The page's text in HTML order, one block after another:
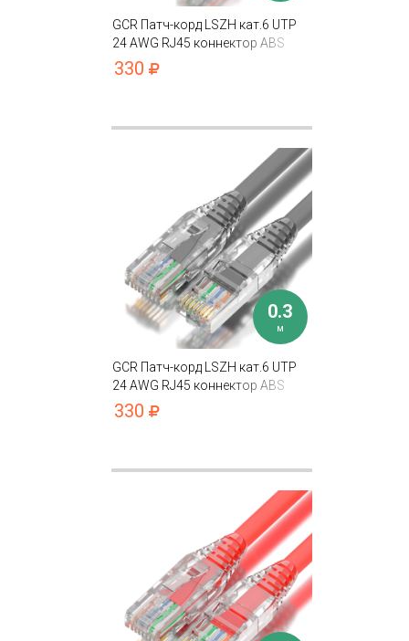
GCR Патч-корд LSZH кат.6 UTP
24 AWG RJ45 коннектор ABS
T568B
330
0.3
м
GCR Патч-корд LSZH кат.6 UTP
24 AWG RJ45 коннектор ABS
T568B
330